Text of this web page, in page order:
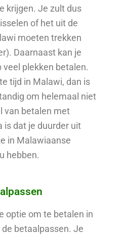
krijgen. Je zult dus
of het uit de
moeten trekken
Daarnaast kan je
veel plekken betalen.
tijd in Malawi, dan is
om helemaal niet
van betalen met
is dat je duurder uit
in Malawiaanse
hebben.
optie om te betalen in
betaalpassen. Je